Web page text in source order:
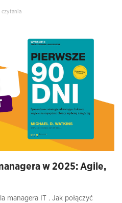
czytania
w 2025: Agile,
managera IT . Jak połączyć